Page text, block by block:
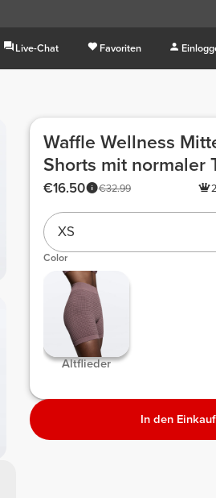
Live-Chat Favoriten
Waffle Wellness
Shorts mit normaler
€32.99
€16.50
XS
Color
Altflieder
In den